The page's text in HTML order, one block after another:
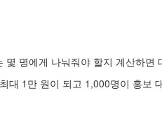
명에게 나눠줘야 할지 계산하
대 1만 원이 되고 1,000명이 홍보